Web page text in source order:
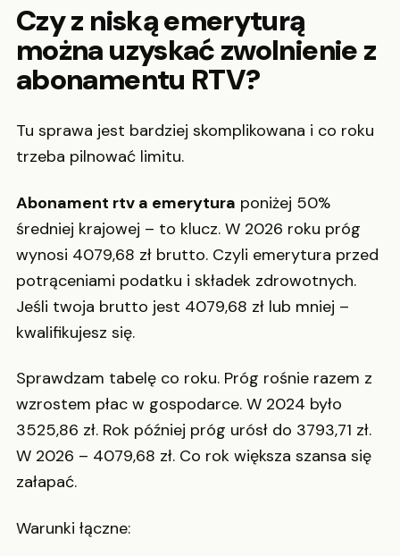
Czy z niską emeryturą
można uzyskać zwolnienie z
abonamentu RTV?
Tu sprawa jest bardziej skomplikowana i co roku
trzeba pilnować limitu.
Abonament rtv a emerytura poniżej 50%
średniej krajowej – to klucz. W 2026 roku próg
wynosi 4079,68 zł brutto. Czyli emerytura przed
potrąceniami podatku i składek zdrowotnych.
Jeśli twoja brutto jest 4079,68 zł lub mniej –
kwalifikujesz się.
Sprawdzam tabelę co roku. Próg rośnie razem z
wzrostem płac w gospodarce. W 2024 było
3525,86 zł. Rok później próg urósł do 3793,71 zł.
W 2026 – 4079,68 zł. Co rok większa szansa się
załapać.
Warunki łączne: